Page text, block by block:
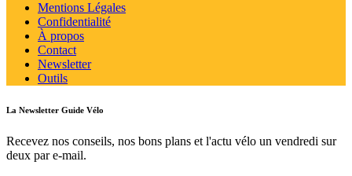
Mentions Légales
Confidentialité
À propos
Contact
Newsletter
Outils
La Newsletter Guide Vélo
Recevez nos conseils, nos bons plans et l'actu vélo un vendredi sur
deux par e-mail.